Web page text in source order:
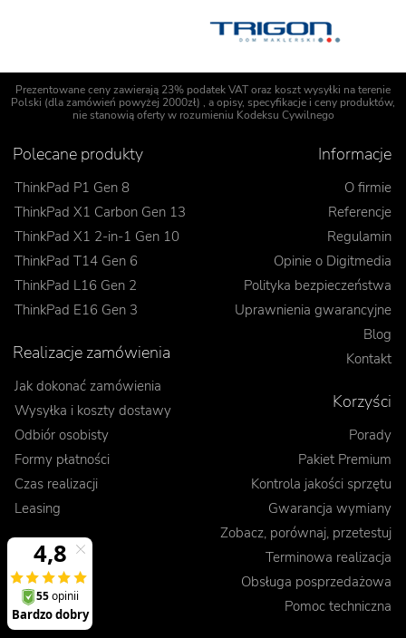
Prezentowane ceny zawierają 23% podatek VAT oraz koszt wysyłki na terenie
Polski (dla zamówień powyżej 2000zł) , a opisy, specyfikacje i ceny produktów,
nie stanowią oferty w rozumieniu Kodeksu Cywilnego
Polecane produkty
ThinkPad P1 Gen 8
ThinkPad X1 Carbon Gen 13
ThinkPad X1 2-in-1 Gen 10
ThinkPad T14 Gen 6
ThinkPad L16 Gen 2
ThinkPad E16 Gen 3
Informacje
O firmie
Referencje
Regulamin
Opinie o Digitmedia
Polityka bezpieczeństwa
Uprawnienia gwarancyjne
Blog
Kontakt
Realizacje zamówienia
Jak dokonać zamówienia
Wysyłka i koszty dostawy
Odbiór osobisty
Formy płatności
Czas realizacji
Leasing
Korzyści
Porady
Pakiet Premium
Kontrola jakości sprzętu
Gwarancja wymiany
Zobacz, porównaj, przetestuj
Terminowa realizacja
Obsługa posprzedażowa
Pomoc techniczna